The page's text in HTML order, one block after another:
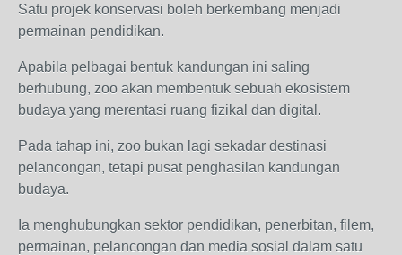
Satu projek konservasi boleh berkembang menjadi
permainan pendidikan.
Apabila pelbagai bentuk kandungan ini saling
berhubung, zoo akan membentuk sebuah ekosistem
budaya yang merentasi ruang fizikal dan digital.
Pada tahap ini, zoo bukan lagi sekadar destinasi
pelancongan, tetapi pusat penghasilan kandungan
budaya.
Ia menghubungkan sektor pendidikan, penerbitan, filem,
permainan, pelancongan dan media sosial dalam satu